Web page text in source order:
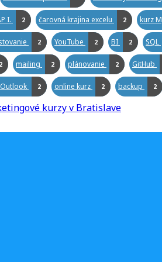
I. 2 čarovná krajina excelu 2 kurz
2 YouTube 2 BI 2 SQL
2 mailing 2 plánovanie 2 GitHub
2 online kurz 2 backup 2